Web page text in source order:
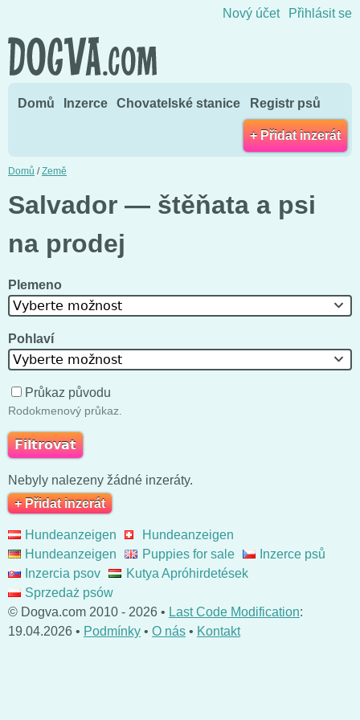
Nový účet Přihlásit se
Domů Inzerce Chovatelské stanice Registr psů
+ Přidat inzerát
Domů /Země
Salvador — štěňata a psi
na prodej
Plemeno
Vyberte možnost
Pohlaví
Vyberte možnost
Průkaz původu
Rodokmenový průkaz.
Nebyly nalezeny žádné inzeráty.
+ Přidat inzerát
Hundeanzeigen
Hundeanzeigen
Hundeanzeigen
Puppies for sale
Inzerce psů
Inzercia psov
Kutya Apróhirdetések
Sprzedaż psów
© Dogva.com 2010 - 2026 • Last Code Modification:
19.04.2026 • Podmínky • O nás • Kontakt